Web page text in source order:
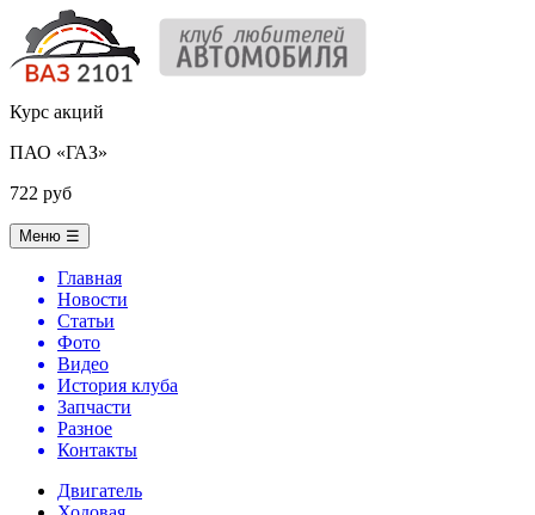
Курс акций
ПАО «ГАЗ»
722 руб
Меню ☰
Главная
Новости
Статьи
Фото
Видео
История клуба
Запчасти
Разное
Контакты
Двигатель